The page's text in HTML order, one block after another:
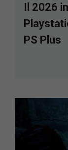
Il 2026
PS Plus